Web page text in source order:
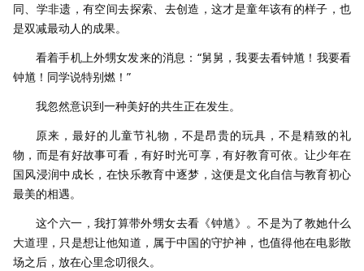
同、学非遗，有空间去探索、去创造，这才是童年该有的样子，也
是双减最动人的成果。
看着手机上外甥女发来的消息：“舅舅，我要去看钟馗！我要看
钟馗！同学说特别燃！”
我忽然意识到一种美好的共生正在发生。
原来，最好的儿童节礼物，不是昂贵的玩具，不是精致的礼
物，而是有好故事可看，有好时光可享，有好教育可依。让少年在
国风浸润中成长，在快乐教育中逐梦，这便是文化自信与教育初心
最美的相遇。
这个六一，我打算带外甥女去看《钟馗》。不是为了教她什么
大道理，只是想让他知道，属于中国的守护神，也值得他在电影散
场之后，放在心里念叨很久。